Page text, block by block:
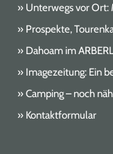
Unterwegs vor Ort:
Prospekte,
Dahoam im
Imagezeitung: Ein
Camping – noch
Kontaktformular